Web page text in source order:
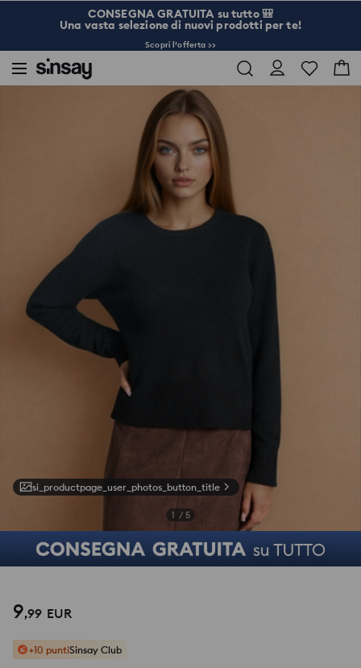
CONSEGNA GRATUITA su tutto 🎒
Una vasta selezione di nuovi prodotti per te!
Scopri l’offerta >>
si_productpage_user_photos_button_title
1 / 5
9,99 EUR
+10 puntiSinsay Club